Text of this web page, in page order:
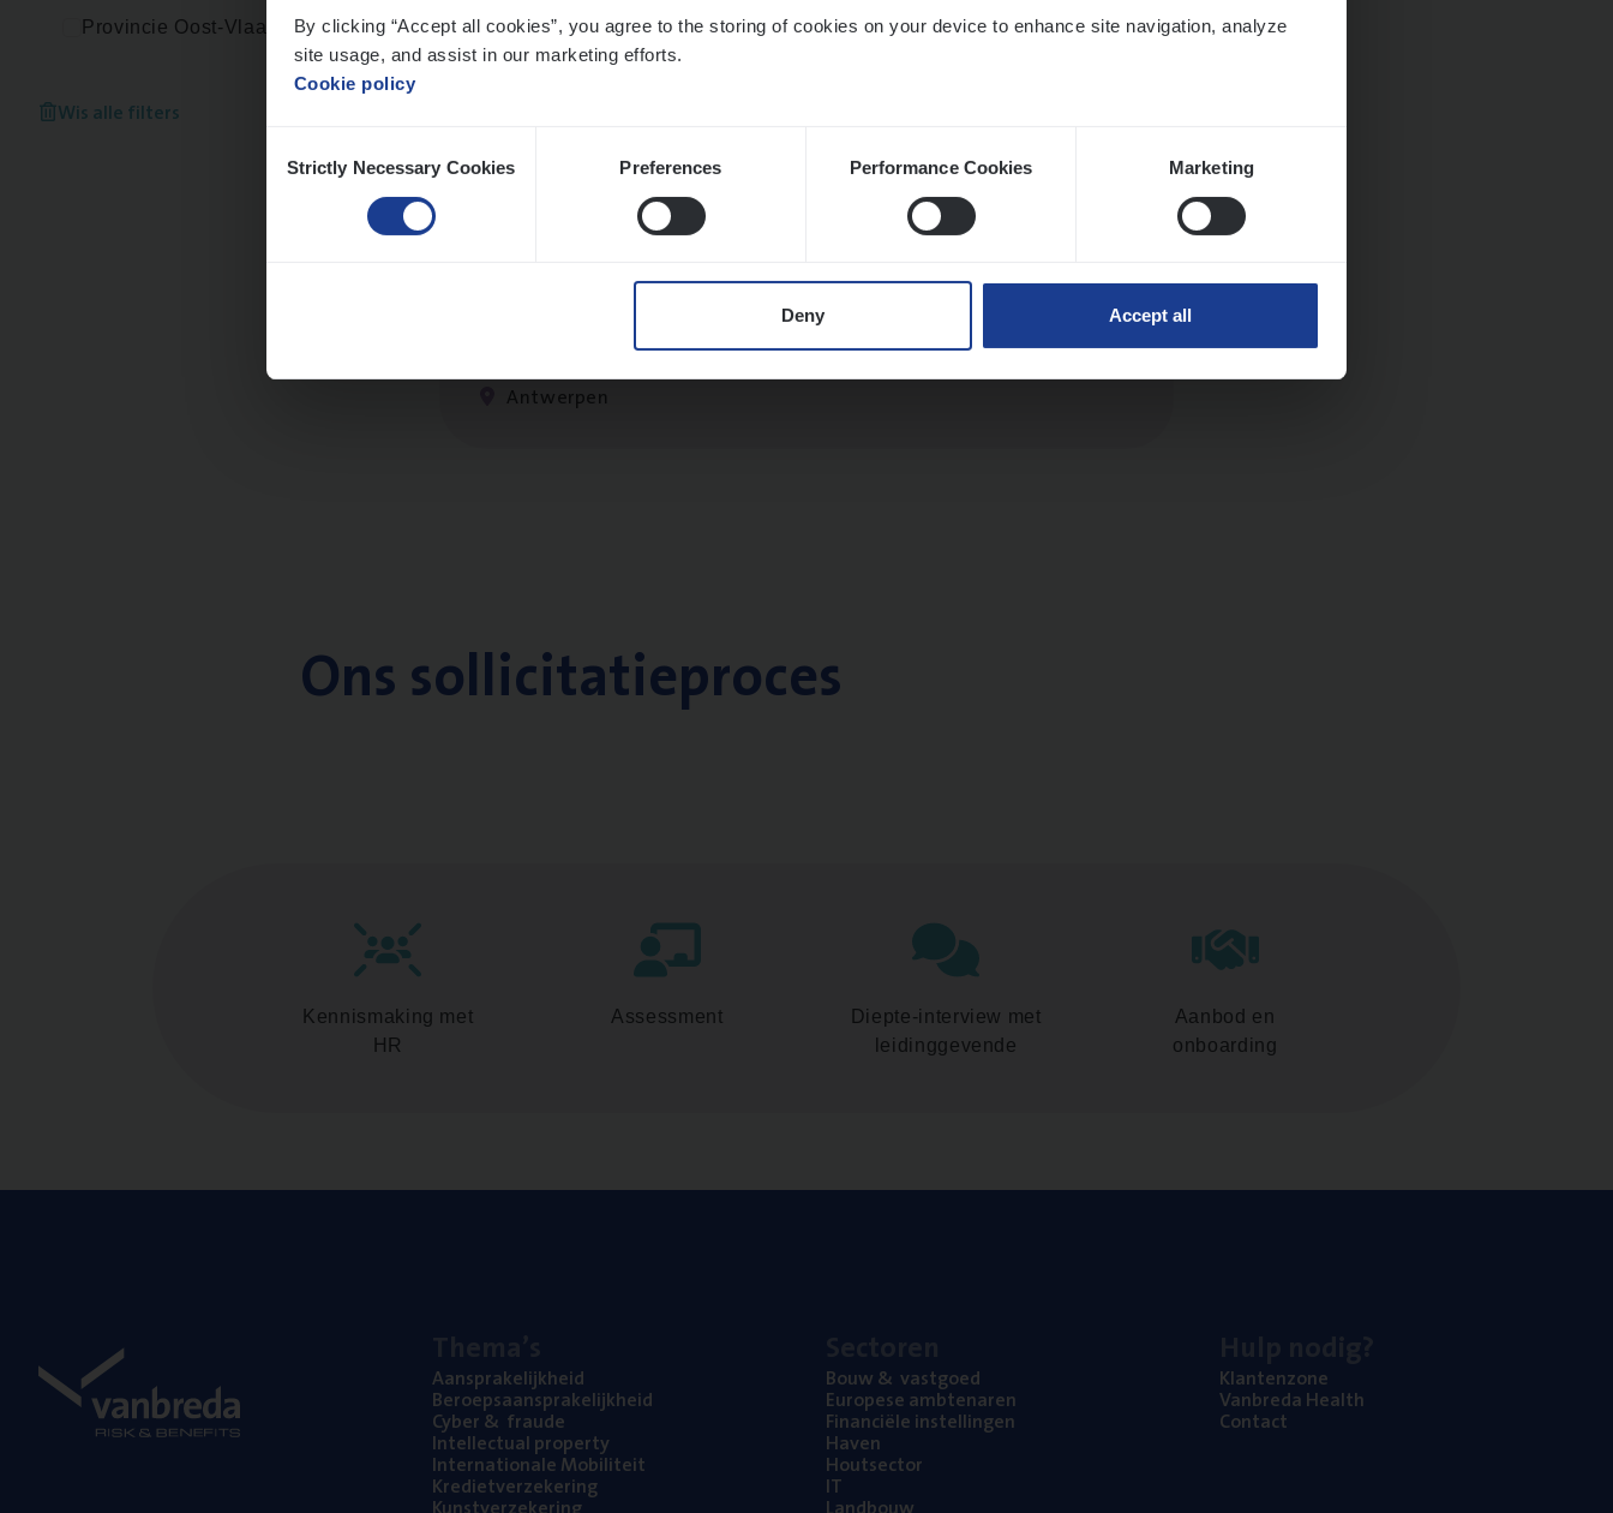
By clicking “Accept all cookies”, you agree to the storing of cookies on your device to enhance site navigation, analyze
site usage, and assist in our marketing efforts.
Cookie policy
Selection
Strictly Necessary Cookies Preferences Performance Cookies Marketing
Deny Accept all
Provincie Oost-Vlaanderen
Wis alle filters
Busi­ness Mana­ger Mari­ne Cargo
Antwerpen
Insu­ran­ce Bro­ker Trans­port
Sales Management
Antwerpen
Ons sollicitatieproces
Kennismaking met
HR
Assessment
Diepte-interview met
leidinggevende
Aanbod en
onboarding
Aan­spra­ke­lijk­heid
Beroeps­aan­spra­ke­lijk­heid
Cyber& fraude
Intel­lec­tu­al property
Inter­na­ti­o­na­le Mobiliteit
Kre­diet­ver­ze­ke­ring
Bouw& vastgoed
Euro­pe­se ambtenaren
Finan­ci­ë­le instellingen
Haven
Hout­sec­tor
IT
Klan­ten­zo­ne
Van­b­re­da Health
Con­tact